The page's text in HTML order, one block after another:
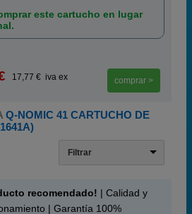
este cartucho en lugar
17,77 € iva ex comprar >
Q-NOMIC 41 CARTUCHO DE
Filtrar
recomendado! | Calidad y
| Garantía 100%